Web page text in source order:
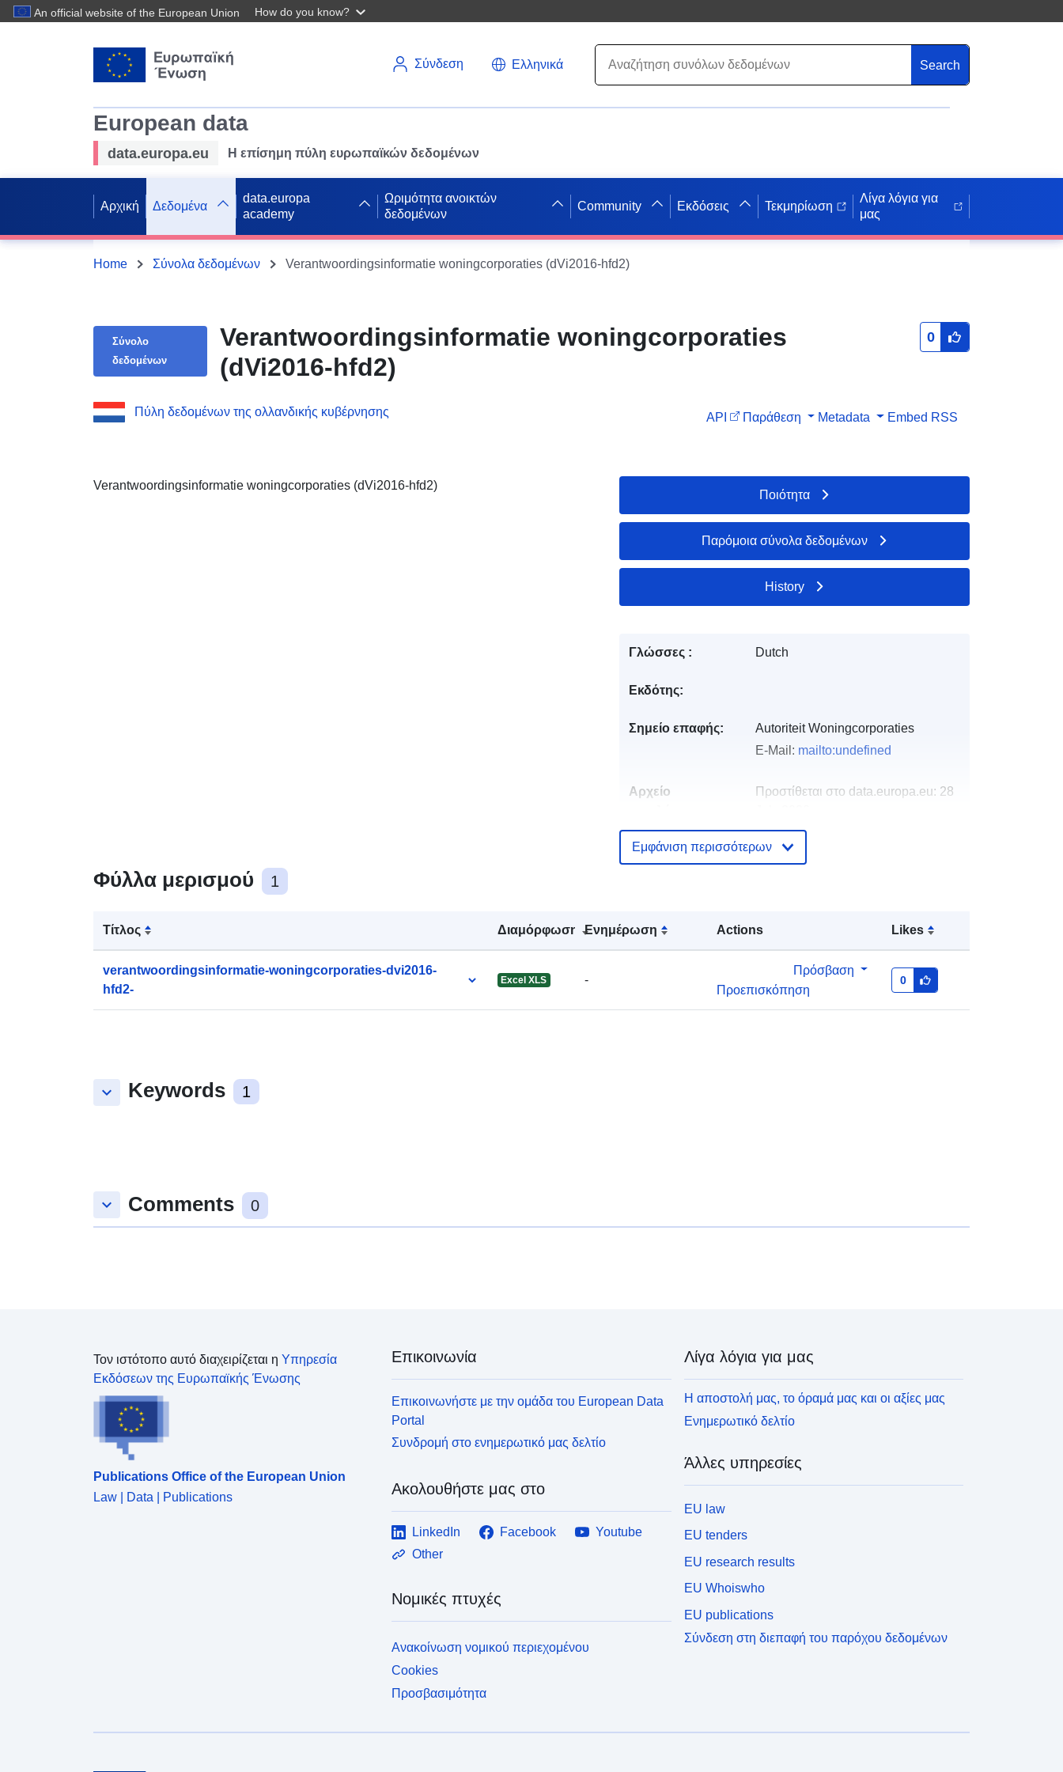
An official website of the European Union How do you know?
Σύνδεση Ελληνικά Search
European data
data.europa.eu Η επίσημη πύλη ευρωπαϊκών δεδομένων
Αρχική Δεδομένα
data.europa
academy
Ωριμότητα ανοικτών
δεδομένων
Community Εκδόσεις Τεκμηρίωση
Λίγα λόγια για
μας
Home Σύνολα δεδομένων Verantwoordingsinformatie woningcorporaties (dVi2016-hfd2)
Σύνολο
δεδομένων
Verantwoordingsinformatie woningcorporaties
(dVi2016-hfd2)
0
Πύλη δεδομένων της ολλανδικής κυβέρνησης API Παράθεση Metadata Embed RSS
Verantwoordingsinformatie woningcorporaties (dVi2016-hfd2)
Φύλλα μερισμού 1
Τίτλος Διαμόρφωση Ενημέρωση Actions Likes
verantwoordingsinformatie-woningcorporaties-dvi2016-
hfd2-
Excel XLS -
Πρόσβαση
Προεπισκόπηση
0
keyboard_arrow_down Keywords 1
Ποιότητα
Παρόμοια σύνολα δεδομένων
History
Γλώσσες : Dutch
Εκδότης:
Σημείο επαφής:
Autoriteit Woningcorporaties
E-Mail: mailto:undefined
Αρχείο
Προστίθεται στο data.europa.eu: 28
Επικαιροποιήθηκε στα data.europa.eu:
29 July 2026
woningcorporaties-dvi2016-hfd2-
περιοδικότητα:
Εμφάνιση περισσότερων
keyboard_arrow_down Comments 0
Τον ιστότοπο αυτό διαχειρίζεται η Υπηρεσία
Εκδόσεων της Ευρωπαϊκής Ένωσης
Publications Office of the European Union
Law | Data | Publications
Επικοινωνία
Επικοινωνήστε με την ομάδα του European Data
Portal
Συνδρομή στο ενημερωτικό μας δελτίο
Ακολουθήστε μας στο
LinkedIn Facebook
Youtube
Other
Νομικές πτυχές
Ανακοίνωση νομικού περιεχομένου
Cookies
Προσβασιμότητα
Λίγα λόγια για μας
Η αποστολή μας, το όραμά μας και οι αξίες μας
Ενημερωτικό δελτίο
Άλλες υπηρεσίες
EU law
EU tenders
EU research results
EU Whoiswho
EU publications
Σύνδεση στη διεπαφή του παρόχου δεδομένων